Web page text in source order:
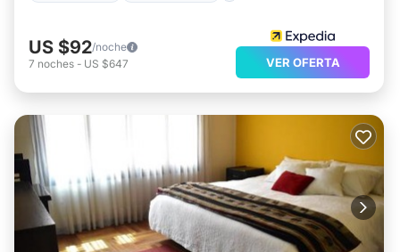
US $92/noche
7 noches - US $647 VER OFERTA